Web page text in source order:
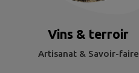
Vins & terroir
Artisanat & Savoir-faire